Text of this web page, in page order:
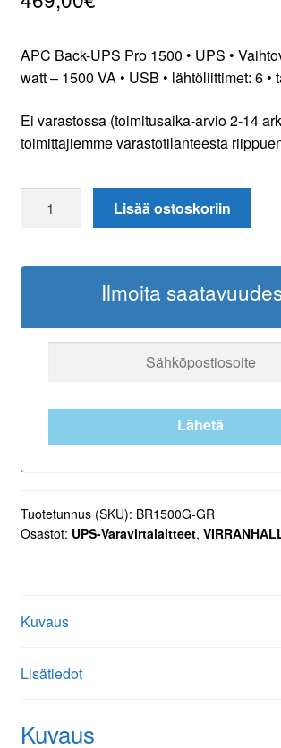
APC Back-UPS Pro 1500 • UPS •
watt – 1500 VA • USB • lähtöliittimet: 6 •
Ei varastossa (toimitusaika-arvio 2-14
toimittajiemme varastotilanteesta
Power-
Back-
1500
määrä
Lisää ostoskoriin
Ilmoita
Lähetä
Tuotetunnus (SKU): BR1500G-GR
Osastot: UPS-Varavirtalaitteet,
Kuvaus
Lisätiedot
Kuvaus